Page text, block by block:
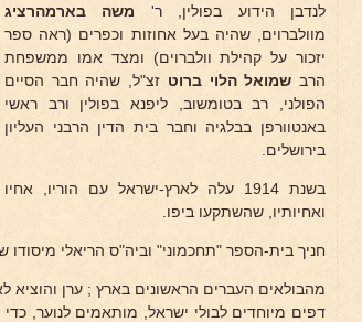
לנדבן הידוע בפולין, ר' משה בארמהרציג
מוולברוים, שהיה בעל אחוזות וכפרים (ראה ספר
יזכור על קהילת וולברוים) ומצד אמו ממשפחת
הרב שמואל הלוי ברוט זצ"ל, שהיה חבר הסיים
הפולני, רב בטומשוב, ליפנא בפולין ורב ראשי
באנטוורפן בבלגיה וחבר בית הדין הרבני העליון
בירושלים.
בשנת 1914 עלה לארץ-ישראל עם הוריו, אחיו
ואחיותיו, שהשתקעו ביפו.
חניך בית-הספר "תחכמוני" וביה"ס הריאלי
מהבולאים העברים הראשונים בארץ ; ערן והוציא
דפים מיוחדים לבולי ישראל, מותאמים לנוער,